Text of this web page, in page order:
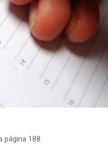
188.